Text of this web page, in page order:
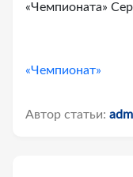
«Чемпионата»
«Чемпионат»
Автор статьи: